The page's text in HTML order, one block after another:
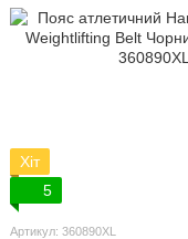
Хіт
5
Артикул: 360890XL